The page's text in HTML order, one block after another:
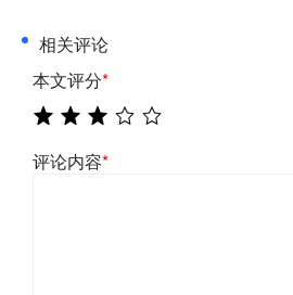
相关评论
本文评分*
评论内容*